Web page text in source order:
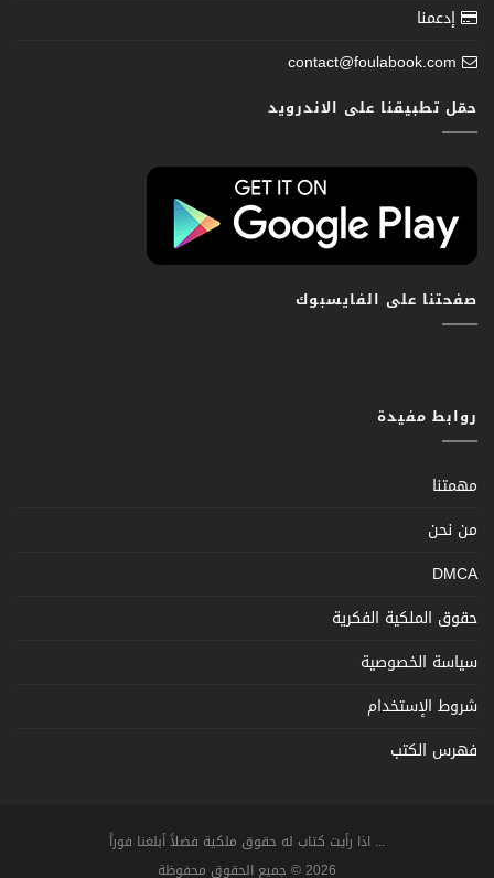
إدعمنا
contact@foulabook.com
حمّل تطبيقنا على الاندرويد
صفحتنا على الفايسبوك
روابط مفيدة
مهمتنا
من نحن
DMCA
حقوق الملكية الفكرية
سياسة الخصوصية
شروط الإستخدام
فهرس الكتب
... اذا رأيت كتاب له حقوق ملكية فضلاً أبلغنا فوراً
2026 © جميع الحقوق محفوظة